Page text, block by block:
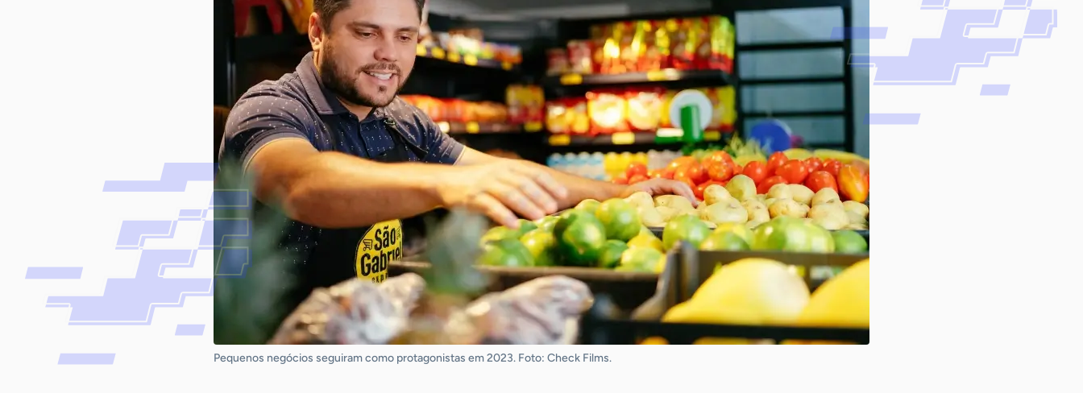
Pequenos negócios seguiram como protagonistas em 2023. Foto: Check Films.